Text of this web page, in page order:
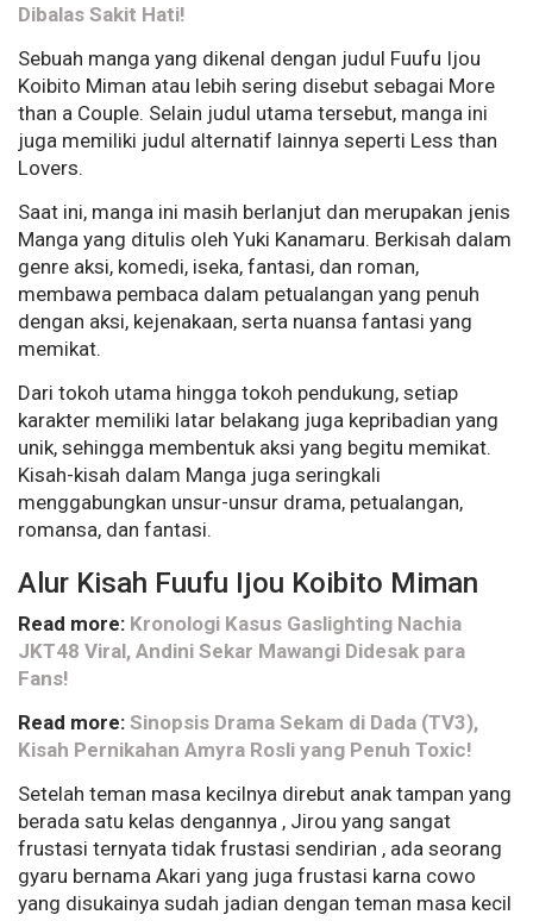
Dibalas Sakit Hati!
Sebuah manga yang dikenal dengan judul Fuufu Ijou
Koibito Miman atau lebih sering disebut sebagai More
than a Couple. Selain judul utama tersebut, manga ini
juga memiliki judul alternatif lainnya seperti Less than
Lovers.
Saat ini, manga ini masih berlanjut dan merupakan jenis
Manga yang ditulis oleh Yuki Kanamaru. Berkisah dalam
genre aksi, komedi, iseka, fantasi, dan roman,
membawa pembaca dalam petualangan yang penuh
dengan aksi, kejenakaan, serta nuansa fantasi yang
memikat.
Dari tokoh utama hingga tokoh pendukung, setiap
karakter memiliki latar belakang juga kepribadian yang
unik, sehingga membentuk aksi yang begitu memikat.
Kisah-kisah dalam Manga juga seringkali
menggabungkan unsur-unsur drama, petualangan,
romansa, dan fantasi.
Alur Kisah Fuufu Ijou Koibito Miman
Read more: Kronologi Kasus Gaslighting Nachia
JKT48 Viral, Andini Sekar Mawangi Didesak para
Fans!
Read more: Sinopsis Drama Sekam di Dada (TV3),
Kisah Pernikahan Amyra Rosli yang Penuh Toxic!
Setelah teman masa kecilnya direbut anak tampan yang
berada satu kelas dengannya , Jirou yang sangat
frustasi ternyata tidak frustasi sendirian , ada seorang
gyaru bernama Akari yang juga frustasi karna cowo
yang disukainya sudah jadian dengan teman masa kecil